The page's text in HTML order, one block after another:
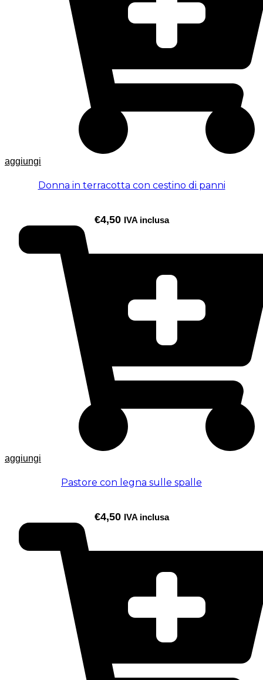
aggiungi
Donna in terracotta con cestino di panni
€4,50 IVA inclusa
aggiungi
Pastore con legna sulle spalle
€4,50 IVA inclusa